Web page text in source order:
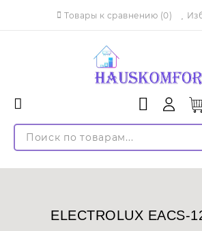
Товары к сравнению (0)
Menu
Войти
Русский English
Каталог
Монтаж кондиционеров
ELECTROLUX EACS-